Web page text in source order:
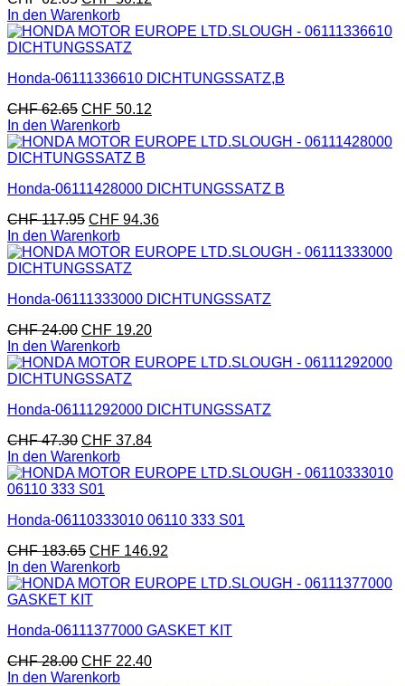
In den Warenkorb
Honda-06111336610 DICHTUNGSSATZ,B
CHF62.65 CHF 50.12
In den Warenkorb
Honda-06111428000 DICHTUNGSSATZ B
CHF117.95 CHF 94.36
In den Warenkorb
Honda-06111333000 DICHTUNGSSATZ
CHF24.00 CHF 19.20
In den Warenkorb
Honda-06111292000 DICHTUNGSSATZ
CHF47.30 CHF 37.84
In den Warenkorb
Honda-06110333010 06110 333 S01
CHF183.65 CHF 146.92
In den Warenkorb
Honda-06111377000 GASKET KIT
CHF28.00 CHF 22.40
In den Warenkorb